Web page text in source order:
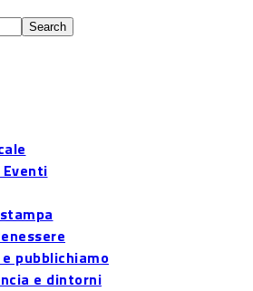
pubblichiamo
e dintorni